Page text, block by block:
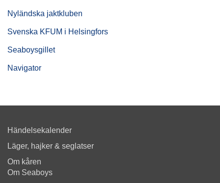
Nyländska jaktkluben
Svenska KFUM i Helsingfors
Seaboysgillet
Navigator
Händelsekalender
Läger, hajker & seglatser
Om kåren
Om Seaboys